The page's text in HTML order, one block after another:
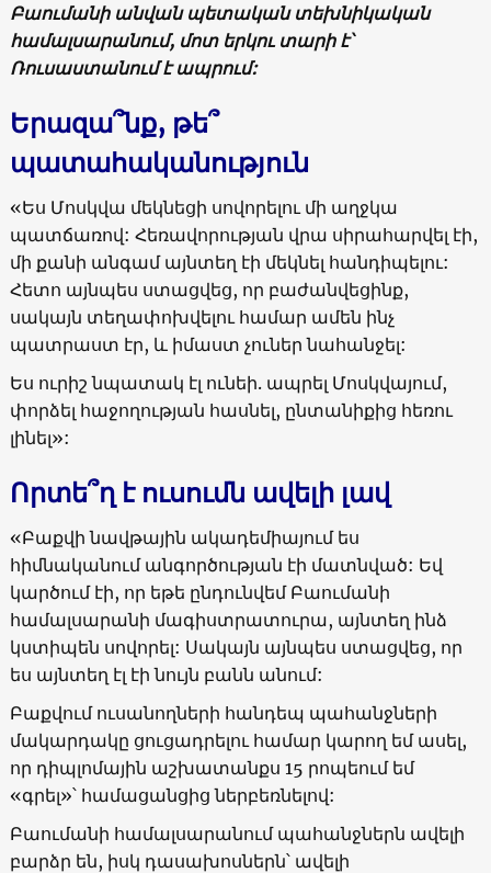
Բաումանի անվան պետական տեխնիկական
համալսարանում, մոտ երկու տարի է՝
Ռուսաստանում է ապրում:
Երազա՞նք, թե՞
պատահականություն
«Ես Մոսկվա մեկնեցի սովորելու մի աղջկա
պատճառով: Հեռավորության վրա սիրահարվել էի,
մի քանի անգամ այնտեղ էի մեկնել հանդիպելու:
Հետո այնպես ստացվեց, որ բաժանվեցինք,
սակայն տեղափոխվելու համար ամեն ինչ
պատրաստ էր, և իմաստ չուներ նահանջել:
Ես ուրիշ նպատակ էլ ունեի. ապրել Մոսկվայում,
փորձել հաջողության հասնել, ընտանիքից հեռու
լինել»:
Որտե՞ղ է ուսումն ավելի լավ
«Բաքվի նավթային ակադեմիայում ես
հիմնականում անգործության էի մատնված: Եվ
կարծում էի, որ եթե ընդունվեմ Բաումանի
համալսարանի մագիստրատուրա, այնտեղ ինձ
կստիպեն սովորել: Սակայն այնպես ստացվեց, որ
ես այնտեղ էլ էի նույն բանն անում:
Բաքվում ուսանողների հանդեպ պահանջների
մակարդակը ցուցադրելու համար կարող եմ ասել,
որ դիպլոմային աշխատանքս 15 րոպեում եմ
«գրել»՝ համացանցից ներբեռնելով:
Բաումանի համալսարանում պահանջներն ավելի
բարձր են, իսկ դասախոսներն՝ ավելի